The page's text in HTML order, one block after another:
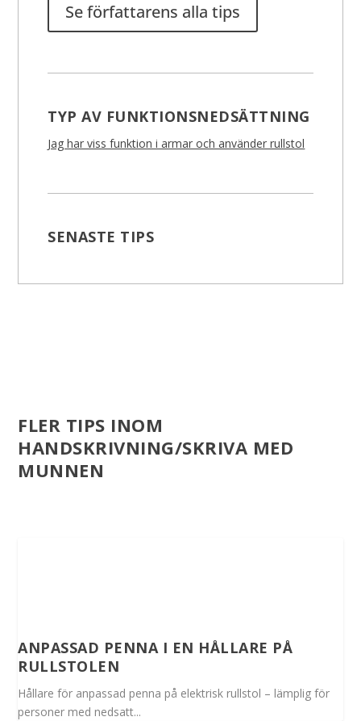
Se författarens alla tips
TYP AV FUNKTIONSNEDSÄTTNING
Jag har viss funktion i armar och använder rullstol
SENASTE TIPS
FLER TIPS INOM
HANDSKRIVNING/SKRIVA MED
MUNNEN
ANPASSAD PENNA I EN HÅLLARE PÅ
RULLSTOLEN
Hållare för anpassad penna på elektrisk rullstol – lämplig för
personer med nedsatt...